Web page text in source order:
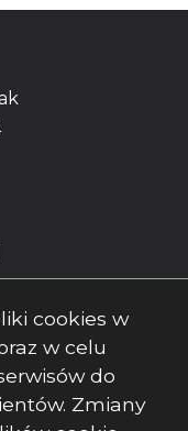
cookies w
w celu
do
Zmiany